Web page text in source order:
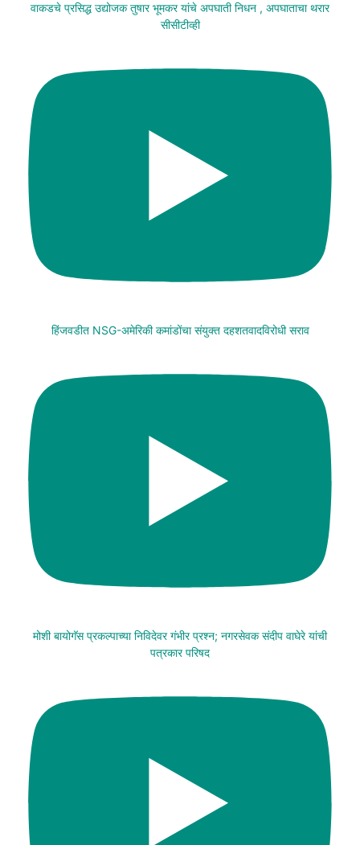
वाकडचे प्रसिद्ध उद्योजक तुषार भूमकर यांचे अपघाती निधन , अपघाताचा थरार
सीसीटीव्ही
हिंजवडीत NSG-अमेरिकी कमांडोंचा संयुक्त दहशतवादविरोधी सराव
मोशी बायोगॅस प्रकल्पाच्या निविदेवर गंभीर प्रश्न; नगरसेवक संदीप वाघेरे यांची
पत्रकार परिषद